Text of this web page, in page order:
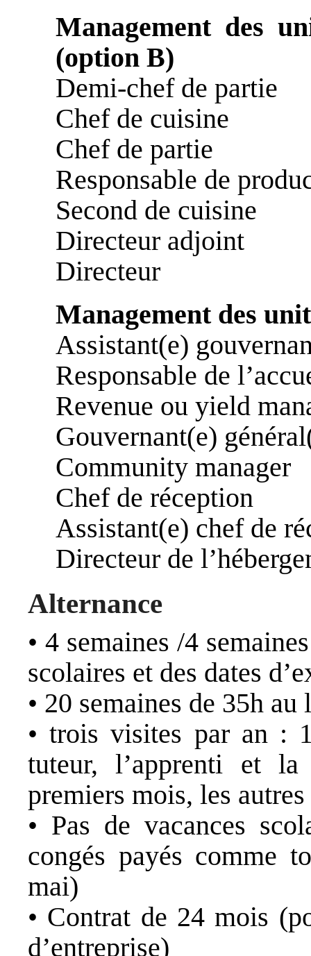
Management des
(option B)
Demi-chef de partie
Chef de cuisine
Chef de partie
Responsable de
Second de cuisine
Directeur adjoint
Directeur
Management des
Assistant(e)
Responsable de
Revenue ou yield
Gouvernant(e)
Community manager
Chef de réception
Assistant(e) chef de
Directeur de
Alternance
• 4 semaines /4
scolaires et des dates
• 20 semaines de 35h au
• trois visites par an :
tuteur, l’apprenti et
premiers mois, les
• Pas de vacances
congés payés comme
mai)
• Contrat de 24 mois
d’entreprise)